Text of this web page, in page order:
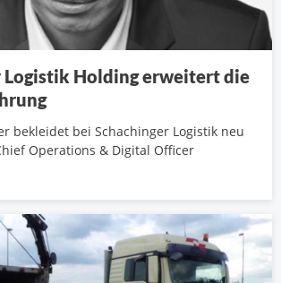
Logistik Holding erweitert die
bekleidet bei Schachinger Logistik neu
Operations & Digital Officer